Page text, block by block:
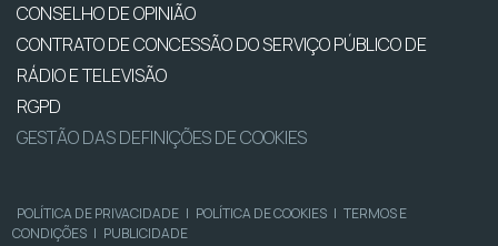
CONSELHO DE OPINIÃO
CONTRATO DE CONCESSÃO DO SERVIÇO PÚBLICO DE
RÁDIO E TELEVISÃO
RGPD
GESTÃO DAS DEFINIÇÕES DE COOKIES
POLÍTICA DE PRIVACIDADE | POLÍTICA DE COOKIES | TERMOS E
CONDIÇÕES | PUBLICIDADE